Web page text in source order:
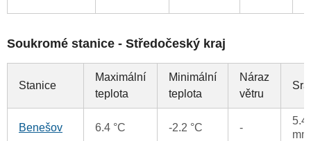
Soukromé stanice - Středočeský kraj
Stanice
Maximální
teplota
Minimální
teplota
Náraz
větru
Benešov 6.4 °C -2.2 °C -
5.4
mm